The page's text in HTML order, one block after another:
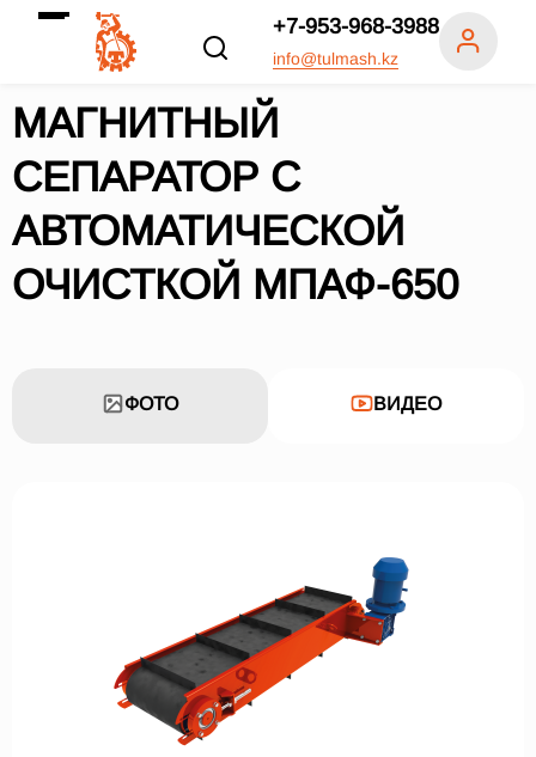
+7-953-968-3988
info@tulmash.kz
МАГНИТНЫЙ
СЕПАРАТОР С
АВТОМАТИЧЕСКОЙ
ОЧИСТКОЙ МПАФ-650
ФОТО ВИДЕО